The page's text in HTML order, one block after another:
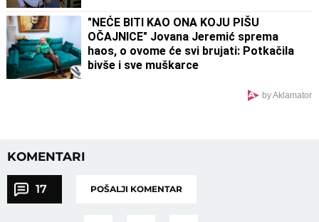
"NEĆE BITI KAO ONA KOJU PIŠU
OČAJNICE" Jovana Jeremić sprema
haos, o ovome će svi brujati: Potkačila
bivše i sve muškarce
by Aklamator
KOMENTARI
17 POŠALJI KOMENTAR